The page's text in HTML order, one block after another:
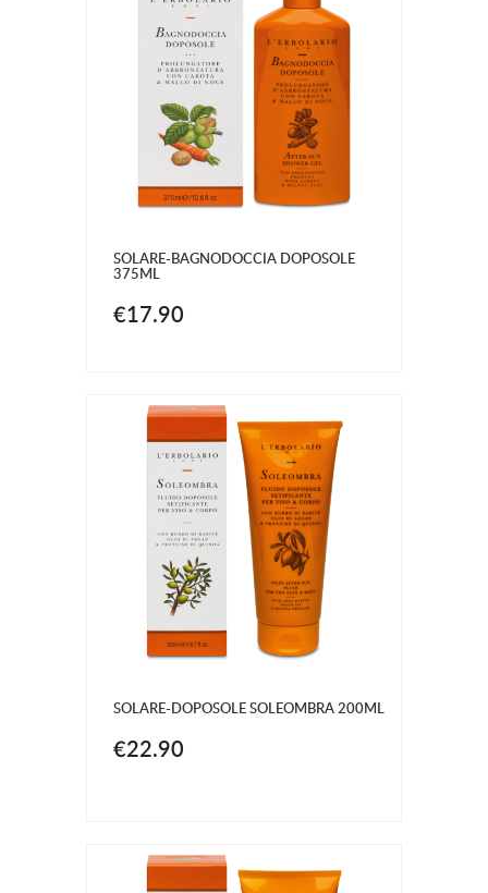
SOLARE-BAGNODOCCIA DOPOSOLE
375ML
€17.90
SOLARE-DOPOSOLE SOLEOMBRA 200ML
€22.90